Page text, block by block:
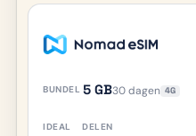
5 GB30 dagen 4G